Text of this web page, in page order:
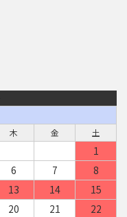
木 金 土
1
6 7
8
13 14
15
20 21
22